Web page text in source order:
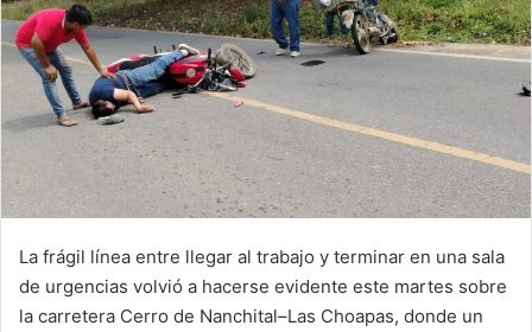
La frágil línea entre llegar al trabajo y terminar en una sala
de urgencias volvió a hacerse evidente este martes sobre
la carretera Cerro de Nanchital–Las Choapas, donde un